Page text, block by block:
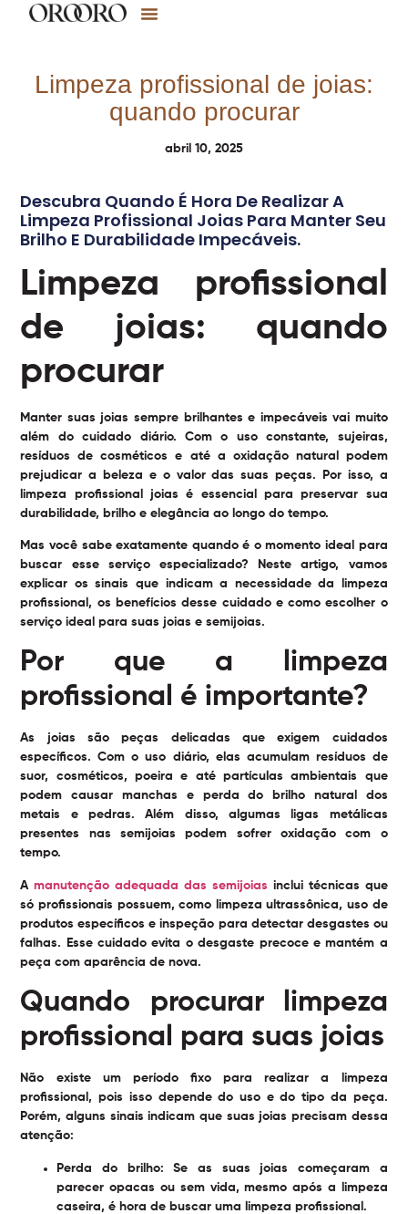
Limpeza profissional de joias:
quando procurar
abril 10, 2025
Descubra Quando É Hora De Realizar A
Limpeza Profissional Joias Para Manter Seu
Brilho E Durabilidade Impecáveis.
Limpeza profissional
de joias: quando
procurar
Manter suas joias sempre brilhantes e impecáveis vai muito
além do cuidado diário. Com o uso constante, sujeiras,
resíduos de cosméticos e até a oxidação natural podem
prejudicar a beleza e o valor das suas peças. Por isso, a
limpeza profissional joias é essencial para preservar sua
durabilidade, brilho e elegância ao longo do tempo.
Mas você sabe exatamente quando é o momento ideal para
buscar esse serviço especializado? Neste artigo, vamos
explicar os sinais que indicam a necessidade da limpeza
profissional, os benefícios desse cuidado e como escolher o
serviço ideal para suas joias e semijoias.
Por que a limpeza
profissional é importante?
As joias são peças delicadas que exigem cuidados
específicos. Com o uso diário, elas acumulam resíduos de
suor, cosméticos, poeira e até partículas ambientais que
podem causar manchas e perda do brilho natural dos
metais e pedras. Além disso, algumas ligas metálicas
presentes nas semijoias podem sofrer oxidação com o
tempo.
Amanutenção adequada das semijoias inclui técnicas que
só profissionais possuem, como limpeza ultrassônica, uso de
produtos específicos e inspeção para detectar desgastes ou
falhas. Esse cuidado evita o desgaste precoce e mantém a
peça com aparência de nova.
Quando procurar limpeza
profissional para suas joias
Não existe um período fixo para realizar a limpeza
profissional, pois isso depende do uso e do tipo da peça.
Porém, alguns sinais indicam que suas joias precisam dessa
atenção:
Perda do brilho: Se as suas joias começaram a
parecer opacas ou sem vida, mesmo após a limpeza
caseira, é hora de buscar uma limpeza profissional.